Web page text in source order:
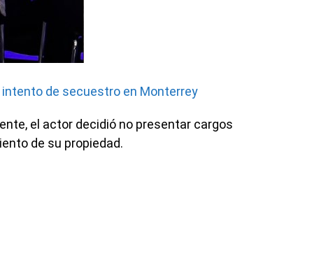
de secuestro en Monterrey
el actor decidió no presentar cargos
de su propiedad.